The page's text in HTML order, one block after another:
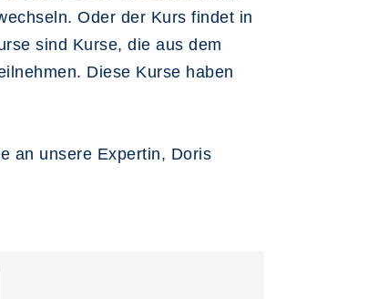
Oder der Kurs findet in
sind Kurse, die aus dem
Diese Kurse haben
an unsere Expertin, Doris